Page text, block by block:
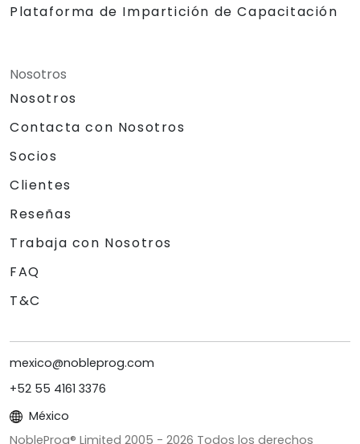
Plataforma de Impartición de Capacitación
Nosotros
Nosotros
Contacta con Nosotros
Socios
Clientes
Reseñas
Trabaja con Nosotros
FAQ
T&C
mexico@nobleprog.com
+52 55 4161 3376
México
NobleProg® Limited 2005 - 2026 Todos los derechos